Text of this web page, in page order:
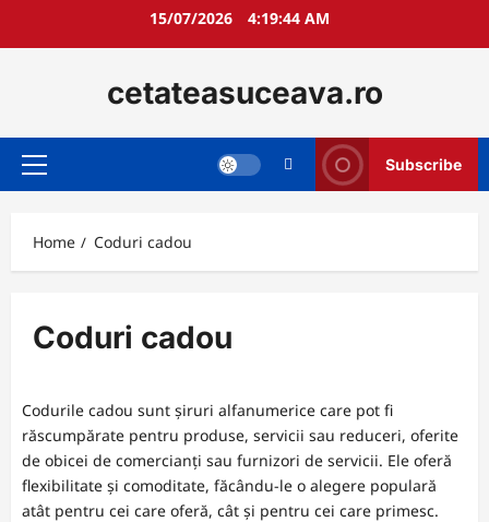
15/07/2026 4:19:45 AM
cetateasuceava.ro
Primary
Subscribe
Home Coduri cadou
Coduri cadou
Codurile cadou sunt șiruri alfanumerice care pot fi
răscumpărate pentru produse, servicii sau reduceri, oferite
de obicei de comercianți sau furnizori de servicii. Ele oferă
flexibilitate și comoditate, făcându-le o alegere populară
atât pentru cei care oferă, cât și pentru cei care primesc.